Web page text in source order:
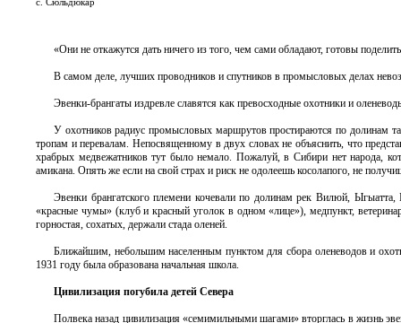
«Они не откажутся дать ничего из того, чем сами обладают, готовы
В самом деле, лучших проводников и спутников в промысловых делах
Эвенки-брангаты издревле славятся как превосходные охотники и
У охотников радиус промысловых маршрутов простираются по долинам
тропам и перевалам. Непосвященному в двух словах не объяснить, что
храбрых медвежатников тут было немало. Пожалуй, в Сибири нет народа,
амикана. Опять же если на свой страх и риск не одолеешь косолапого, не
Эвенки брангатского племени кочевали по долинам рек Вилюй,
«красные чумы» (клуб и красный уголок в одном «лице»), медпункт,
горностая, сохатых, держали стада оленей.
Ближайшим, небольшим населенным пунктом для сбора оленеводов и
1931 году была образована начальная школа.
Цивилизация погубила детей Севера
Полвека назад цивилизация «семимильными шагами» вторглась в жизнь